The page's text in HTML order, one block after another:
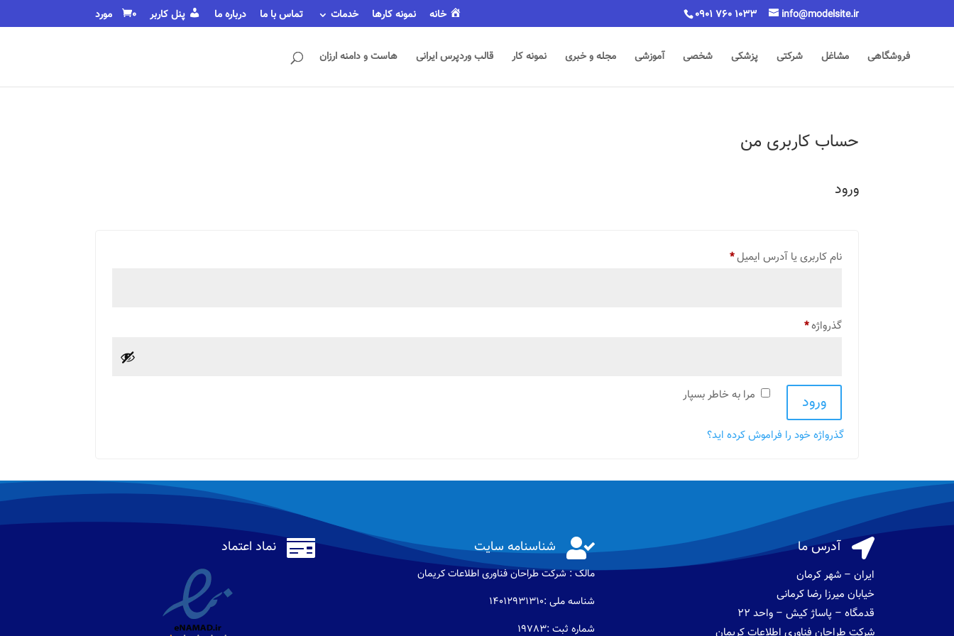
0901 760 1033 info@modelsite.ir خانه نمونه کارها خدمات تماس با ما درباره ما پنل کاربر 0 مورد
فروشگاهی مشاغل شرکتی پزشکی شخصی آموزشی مجله و خبری نمونه کار قالب وردپرس ایرانی هاست و دامنه ارزان
حساب کاربری من
ورود
نام کاربری یا آدرس ایمیل*الزامی
گذرواژه*الزامی
مرا به خاطر بسپار ورود
گذرواژه خود را فراموش کرده اید؟
 نماد اعتماد  شناسنامه سایت
مالک : شرکت طراحان فناوری اطلاعات كريمان
شناسه ملی :14012931310
شماره ثبت :19783
 آدرس ما
ایران – شهر کرمان
خیابان میرزا رضا کرمانی
قدمگاه – پاساژ کیش – واحد 22
شرکت طراحان فناوری اطلاعات کریمان